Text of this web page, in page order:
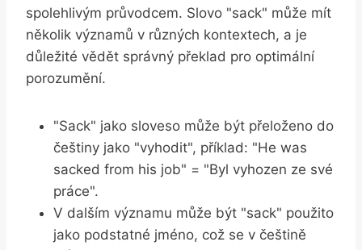
spolehlivým průvodcem. Slovo "sack" může mít
několik významů v různých kontextech, a je
důležité vědět správný překlad pro optimální
porozumění.
"Sack" jako sloveso může být přeloženo do
češtiny jako "vyhodit", příklad: "He was
sacked from his job" = "Byl vyhozen ze své
práce".
V dalším významu může být "sack" použito
jako podstatné jméno, což se v češtině